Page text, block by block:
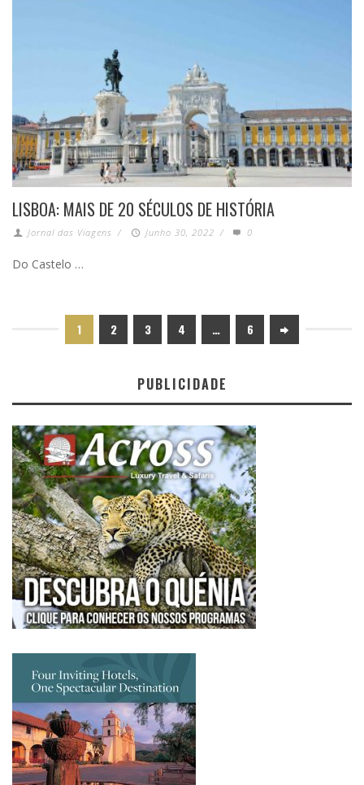
LISBOA: MAIS DE 20 SÉCULOS DE HISTÓRIA
Jornal das Viagens / Junho 30, 2022 / 0
Do Castelo …
1 2 3 4 … 6
PUBLICIDADE